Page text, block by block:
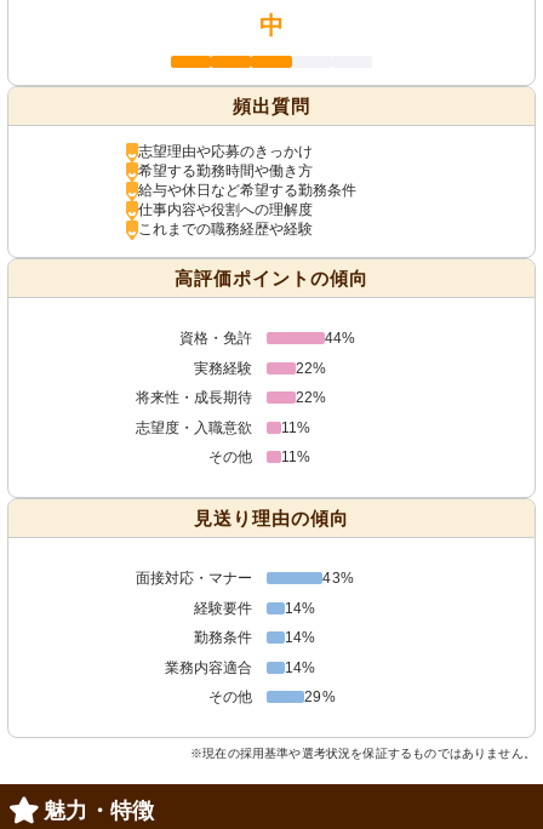
中
頻出質問
志望理由や応募のきっかけ
希望する勤務時間や働き方
給与や休日など希望する勤務条件
仕事内容や役割への理解度
これまでの職務経歴や経験
高評価ポイントの傾向
資格・免許
44%
実務経験
22%
将来性・成長期待
22%
志望度・入職意欲
11%
その他
11%
見送り理由の傾向
面接対応・マナー
43%
経験要件
14%
勤務条件
14%
業務内容適合
14%
その他
29%
※現在の採用基準や選考状況を保証するものではありません。
魅力・特徴